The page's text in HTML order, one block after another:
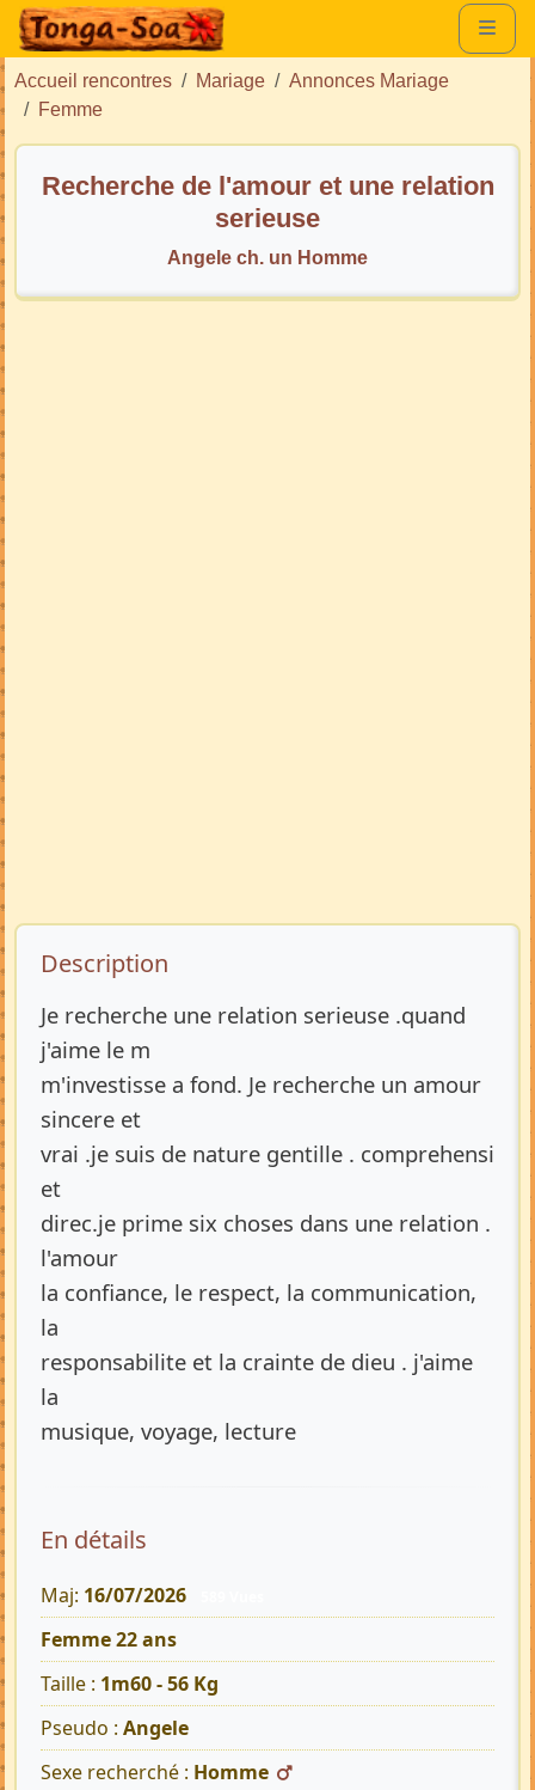
Accueil rencontres Mariage
Annonces Mariage
Femme
Recherche de l'amour et une relation
serieuse
Angele ch. un Homme
Description de l’annonce
Description
Je recherche une relation serieuse .quand
j'aime le m
m'investisse a fond. Je recherche un amour
sincere et
vrai .je suis de nature gentille . comprehensi
et
direc.je prime six choses dans une relation .
l'amour
la confiance, le respect, la communication,
la
responsabilite et la crainte de dieu . j'aime
la
musique, voyage, lecture
En détails
Maj: 16/07/2026
Femme 22 ans
Taille : 1m60 - 56 Kg
Pseudo : Angele
Sexe recherché : Homme